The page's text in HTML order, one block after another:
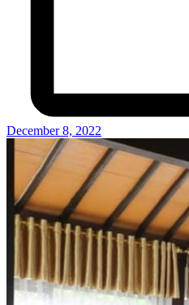
December 8, 2022